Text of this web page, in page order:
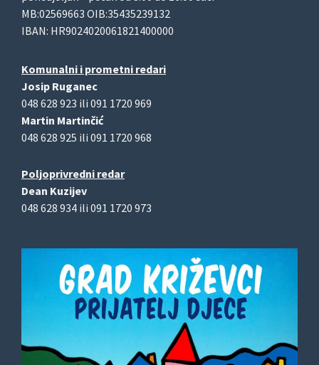
MB:02569663 OIB:35435239132
IBAN: HR9024020061821400000
Komunalni i prometni redari
Josip Ruganec
048 628 923 ili 091 1720 969
Martin Martinčić
048 628 925 ili 091 1720 968
Poljoprivredni redar
Dean Kuzijev
048 628 934 ili 091 1720 973